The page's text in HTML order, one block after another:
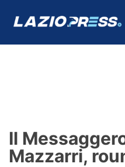
Formello
Il
Mazzarri,